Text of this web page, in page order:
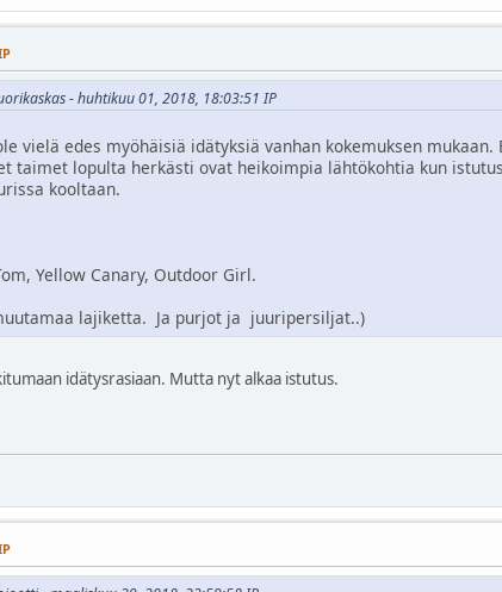
- huhtikuu 01, 2018, 18:03:51 IP
vielä edes myöhäisiä idätyksiä vanhan kokemuksen
taimet lopulta herkästi ovat heikoimpia lähtökohtia kun
kooltaan.
Yellow Canary, Outdoor Girl.
lajiketta. Ja purjot ja juuripersiljat..)
idätysrasiaan. Mutta nyt alkaa istutus.